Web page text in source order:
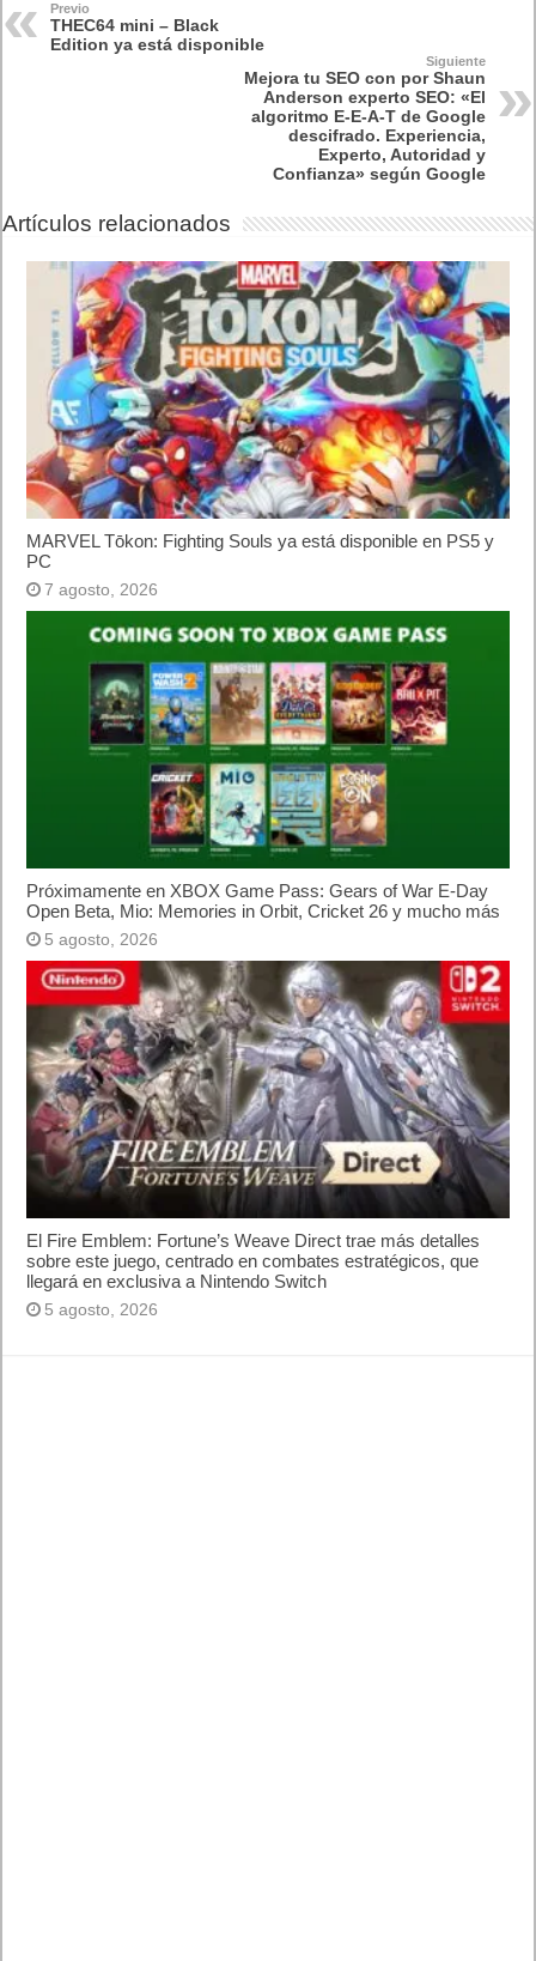
Previo
THEC64 mini – Black
Edition ya está disponible
Siguiente
Mejora tu SEO con por Shaun
Anderson experto SEO: «El
algoritmo E-E-A-T de Google
descifrado. Experiencia,
Experto, Autoridad y
Confianza» según Google
Artículos relacionados
MARVEL Tōkon: Fighting Souls ya está disponible en PS5 y
PC
7 agosto, 2026
Próximamente en XBOX Game Pass: Gears of War E-Day
Open Beta, Mio: Memories in Orbit, Cricket 26 y mucho más
5 agosto, 2026
El Fire Emblem: Fortune’s Weave Direct trae más detalles
sobre este juego, centrado en combates estratégicos, que
llegará en exclusiva a Nintendo Switch
5 agosto, 2026